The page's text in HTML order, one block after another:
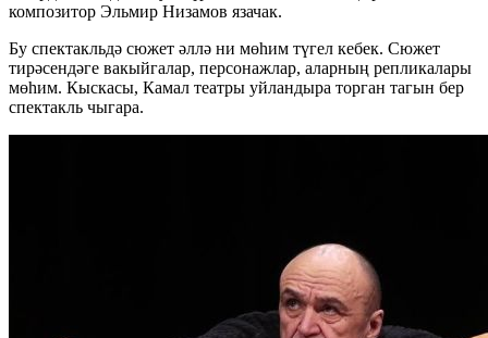
композитор Эльмир Низамов язачак.
Бу спектакльдә сюжет әллә ни мөһим түгел кебек. Сюжет
тирәсендәге вакыйгалар, персонажлар, аларның репликалары
мөһим. Кыскасы, Камал театры уйландыра торган тагын бер
спектакль чыгара.